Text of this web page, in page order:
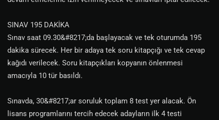
SINAV 195 DAKİKA
Sınav saat 09.30&#8217;da başlayacak ve tek oturumda 195
dakika sürecek. Her bir adaya tek soru kitapçığı ve tek cevap
kağıdı verilecek. Soru kitapçıkları kopyanın önlenmesi
amacıyla 10 tür basıldı.
Sınavda, 30&#8217;ar soruluk toplam 8 test yer alacak. Ön
lisans programlarını tercih edecek adayların ilk 4 testi